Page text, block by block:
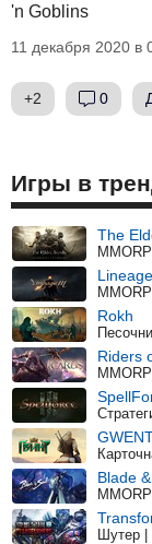
'n Goblins
11 декабря 2020 в
+2 0
Игры в
The
Rokh
Riders
Blade
Шутер